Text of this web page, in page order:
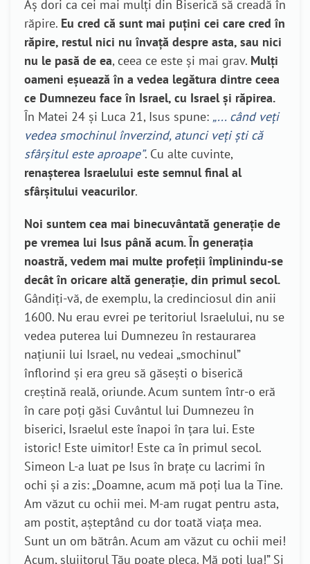
Aș dori ca cei mai mulți din Biserică să creadă în
răpire. Eu cred că sunt mai puțini cei care cred în
răpire, restul nici nu învață despre asta, sau nici
nu le pasă de ea, ceea ce este și mai grav. Mulți
oameni eșuează în a vedea legătura dintre ceea
ce Dumnezeu face în Israel, cu Israel și răpirea.
În Matei 24 și Luca 21, Isus spune: „... când veți
vedea smochinul înverzind, atunci veți ști că
sfârșitul este aproape”. Cu alte cuvinte,
renașterea Israelului este semnul final al
sfârșitului veacurilor.
Noi suntem cea mai binecuvântată generație de
pe vremea lui Isus până acum. În generația
noastră, vedem mai multe profeții împlinindu-se
decât în oricare altă generație, din primul secol.
Gândiți-vă, de exemplu, la credinciosul din anii
1600. Nu erau evrei pe teritoriul Israelului, nu se
vedea puterea lui Dumnezeu în restaurarea
națiunii lui Israel, nu vedeai „smochinul”
înflorind și era greu să găsești o biserică
creștină reală, oriunde. Acum suntem într-o eră
în care poți găsi Cuvântul lui Dumnezeu în
biserici, Israelul este înapoi în țara lui. Este
istoric! Este uimitor! Este ca în primul secol.
Simeon L-a luat pe Isus în brațe cu lacrimi în
ochi și a zis: „Doamne, acum mă poți lua la Tine.
Am văzut cu ochii mei. M-am rugat pentru asta,
am postit, așteptând cu dor toată viața mea.
Sunt un om bătrân. Acum am văzut cu ochii mei!
Acum, slujitorul Tău poate pleca. Mă poți lua!” Și